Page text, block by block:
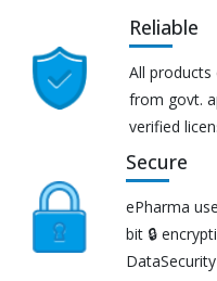
Reliable
All products
from govt.
verified
Secure
ePharma
bit 🔒